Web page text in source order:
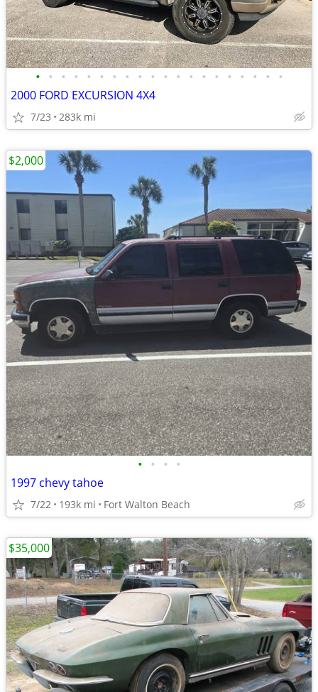
• • • • • • • • • • • • • • • • • • • •
2000 FORD EXCURSION 4X4
7/23 283k mi
• • • •
1997 chevy tahoe
7/22 193k mi Fort Walton Beach
$2,000
$35,000